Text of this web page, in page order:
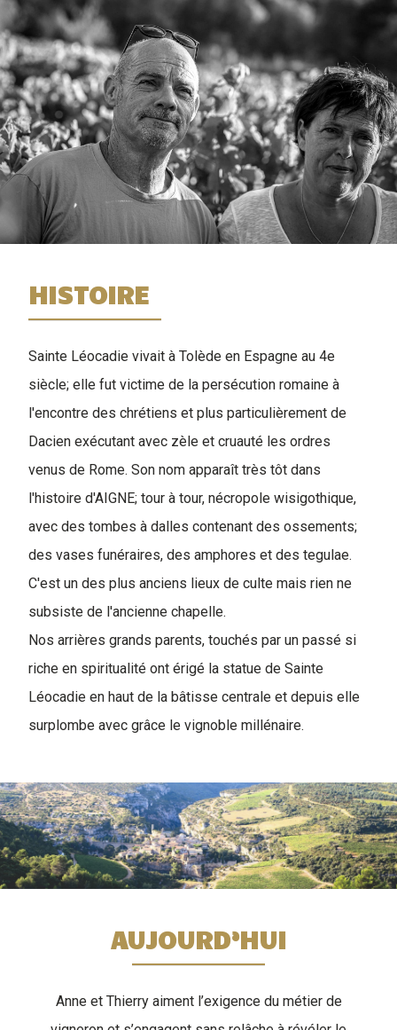
HISTOIRE
Sainte Léocadie vivait à Tolède en Espagne au 4e
siècle; elle fut victime de la persécution romaine à
l'encontre des chrétiens et plus particulièrement de
Dacien exécutant avec zèle et cruauté les ordres
venus de Rome. Son nom apparaît très tôt dans
l'histoire d'AIGNE; tour à tour, nécropole wisigothique,
avec des tombes à dalles contenant des ossements;
des vases funéraires, des amphores et des tegulae.
C'est un des plus anciens lieux de culte mais rien ne
subsiste de l'ancienne chapelle.
Nos arrières grands parents, touchés par un passé si
riche en spiritualité ont érigé la statue de Sainte
Léocadie en haut de la bâtisse centrale et depuis elle
surplombe avec grâce le vignoble millénaire.
AUJOURD’HUI
Anne et Thierry aiment l’exigence du métier de